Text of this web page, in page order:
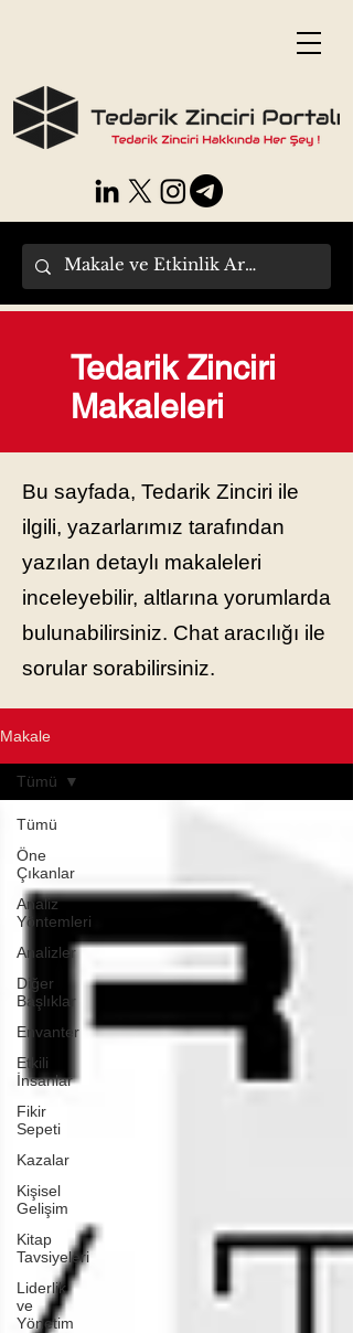
Tedarik Zinciri
Makaleleri
Bu sayfada, Tedarik Zinciri ile
ilgili, yazarlarımız tarafından
yazılan detaylı makaleleri
inceleyebilir, altlarına yorumlarda
bulunabilirsiniz. Chat aracılığı ile
sorular sorabilirsiniz.
Makale
Tümü
Öne
Çıkanlar
Analiz
Yöntemleri
Analizler
Diğer
Başlıklar
Envanter
Etkili
İnsanlar
Fikir
Sepeti
Kazalar
Kişisel
Gelişim
Kitap
Tavsiyeleri
Liderlik
ve
Yönetim
Tümü